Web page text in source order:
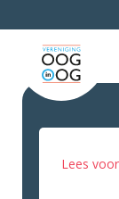
Lees voor